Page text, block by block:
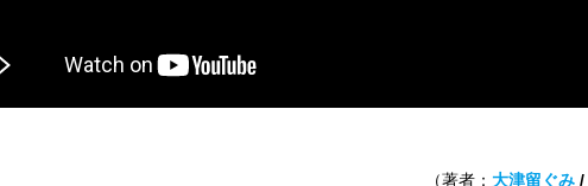
（著者： 大津留ぐみ /